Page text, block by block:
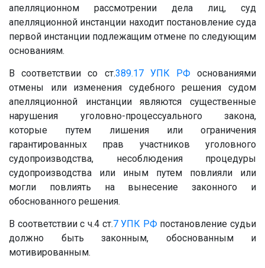
апелляционном рассмотрении дела лиц, суд
апелляционной инстанции находит постановление суда
первой инстанции подлежащим отмене по следующим
основаниям.
В соответствии со ст.389.17 УПК РФоснованиями
отмены или изменения судебного решения судом
апелляционной инстанции являются существенные
нарушения уголовно-процессуального закона,
которые путем лишения или ограничения
гарантированных прав участников уголовного
судопроизводства, несоблюдения процедуры
судопроизводства или иным путем повлияли или
могли повлиять на вынесение законного и
обоснованного решения.
В соответствии с ч.4 ст.7 УПК РФпостановление судьи
должно быть законным, обоснованным и
мотивированным.